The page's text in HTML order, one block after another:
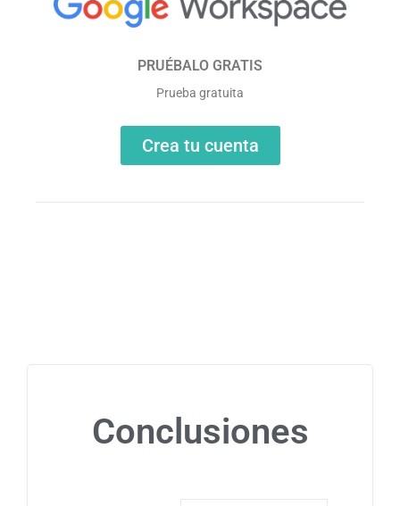
PRUÉBALO GRATIS
Prueba gratuita
Crea tu cuenta
Conclusiones